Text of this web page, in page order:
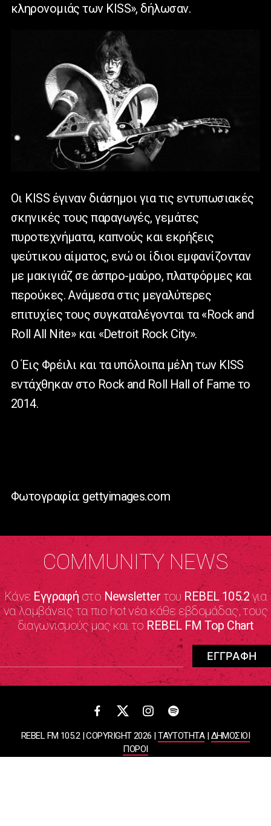
κληρονομιάς των KISS», δήλωσαν.
Οι KISS έγιναν διάσημοι για τις εντυπωσιακές
σκηνικές τους παραγωγές, γεμάτες
πυροτεχνήματα, καπνούς και εκρήξεις
ψεύτικου αίματος, ενώ οι ίδιοι εμφανίζονταν
με μακιγιάζ σε άσπρο-μαύρο, πλατφόρμες και
περούκες. Ανάμεσα στις μεγαλύτερες
επιτυχίες τους συγκαταλέγονται τα «Rock and
Roll All Nite» και «Detroit Rock City».
Ο Έις Φρέιλι και τα υπόλοιπα μέλη των KISS
εντάχθηκαν στο Rock and Roll Hall of Fame το
2014.
Φωτογραφία: gettyimages.com
COMMUNITY NEWS
Κάνε Εγγραφήστο NewsletterτουREBEL 105.2για
να λαμβάνεις τα πιο hot νέα κάθε εβδομάδας, τους
διαγωνισμούς μας και το REBEL FM Top Chart
REBEL FM 105.2 | COPYRIGHT 2026 |ΤΑΥΤΟΤΗΤΑ|ΔΗΜΟΣΙΟΙ
ΠΟΡΟΙ